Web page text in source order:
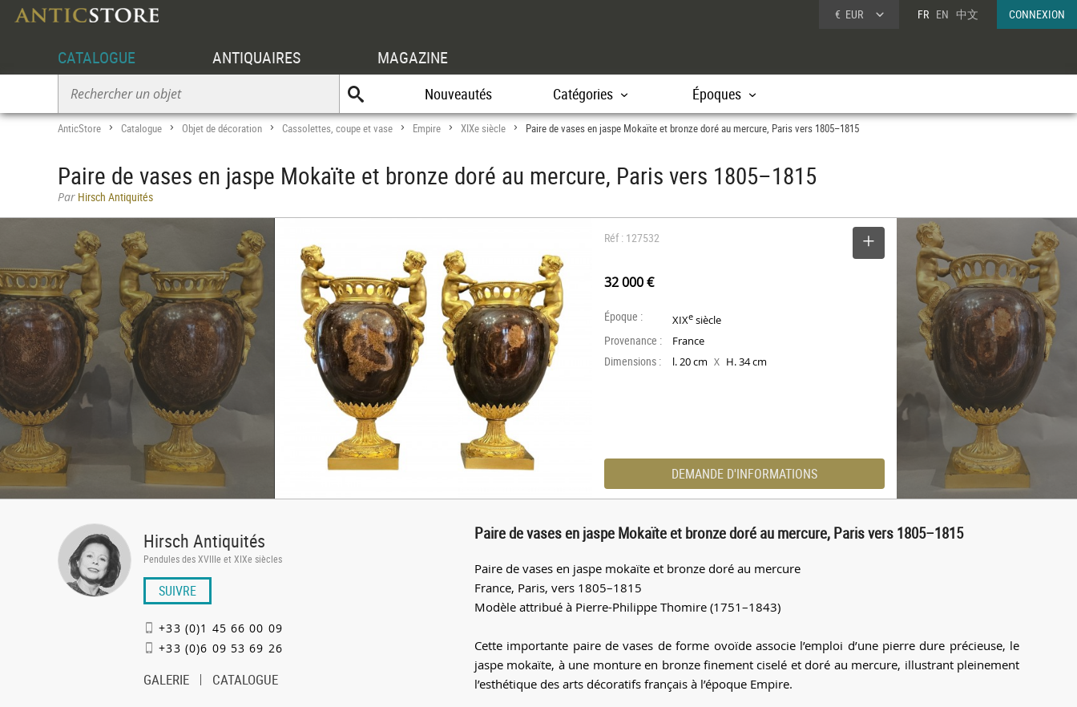
€ EUR FR EN 中文 CONNEXION
CATALOGUE ANTIQUAIRES MAGAZINE
Nouveautés Catégories Époques
AnticStore > Catalogue > Objet de décoration > Cassolettes, coupe et vase > Empire > XIXe siècle > Paire de vases en jaspe Mokaïte et bronze doré au mercure, Paris vers 1805–1815
Paire de vases en jaspe Mokaïte et bronze doré au mercure, Paris vers 1805–1815
Par Hirsch Antiquités
Réf : 127532
32 000 €
Époque : XIXe siècle
Provenance : France
Dimensions : l. 20 cm X H. 34 cm
DEMANDE D'INFORMATIONS
Hirsch Antiquités
Pendules des XVIIIe et XIXe siècles
SUIVRE
+33 (0)1 45 66 00 09
+33 (0)6 09 53 69 26
GALERIE CATALOGUE
Paire de vases en jaspe Mokaïte et bronze doré au mercure, Paris vers 1805–1815
Paire de vases en jaspe mokaïte et bronze doré au mercure
France, Paris, vers 1805–1815
Modèle attribué à Pierre-Philippe Thomire (1751–1843)
Cette importante paire de vases de forme ovoïde associe l’emploi d’une pierre dure précieuse, le
jaspe mokaïte, à une monture en bronze finement ciselé et doré au mercure, illustrant pleinement
l’esthétique des arts décoratifs français à l’époque Empire.